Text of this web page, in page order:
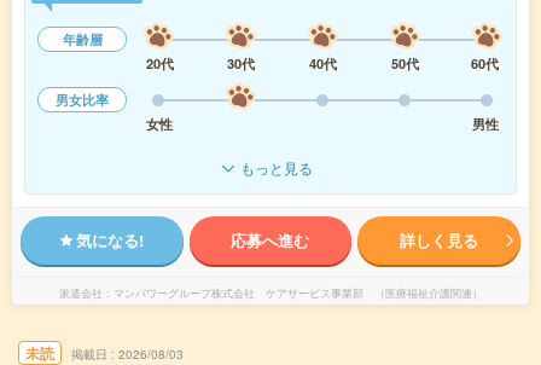
年齢層
20代
30代 40代 50代
60代
男女比率
女性
男性
もっと見る
気になる! 応募へ進む 詳しく見る
派遣会社 マンパワーグループ株式会社 ケアサービス事業部 （医療福祉介護関連）
未読 掲載日 2026/08/03